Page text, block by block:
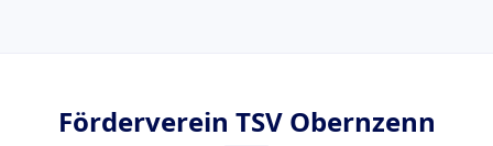
Förderverein TSV Obernzenn